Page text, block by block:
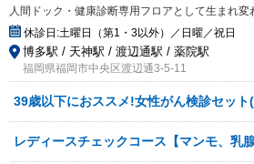
人間ドック・健康診断専用フロアとして生まれ
休診日:土曜日（第1・3以外）／日曜／祝日
博多駅 / 天神駅 / 渡辺通駅 / 薬院駅
福岡県福岡市中央区渡辺通3-5-11
39歳以下におススメ!女性がん検診セッ
レディースチェックコース【マンモ、乳